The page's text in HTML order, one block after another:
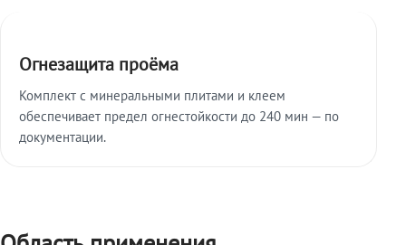
Огнезащита проёма
Комплект с минеральными плитами и клеем
обеспечивает предел огнестойкости до 240 мин — по
документации.